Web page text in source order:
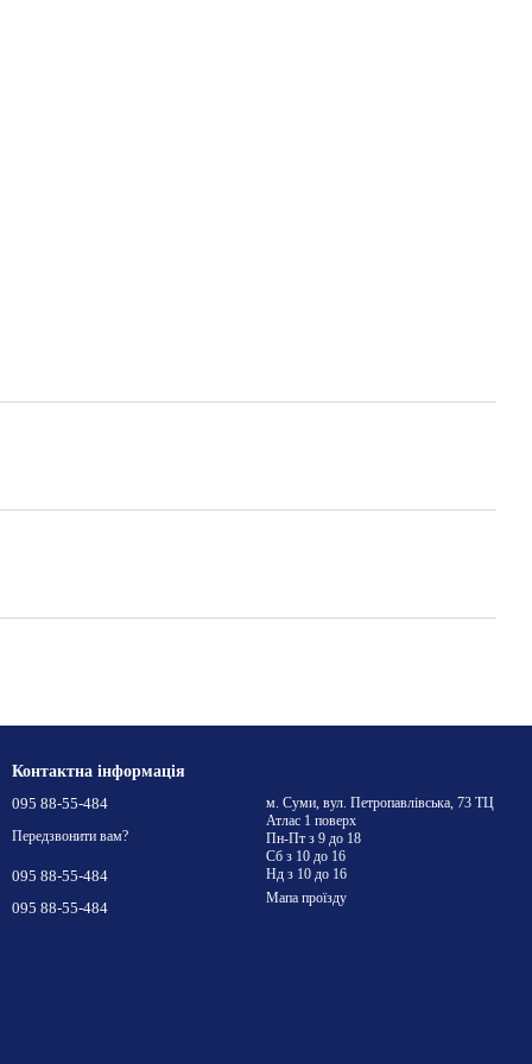
Контактна інформація
095 88-55-484
Передзвонити вам?
095 88-55-484
095 88-55-484
м. Суми, вул. Петропавлівська, 73 ТЦ
Атлас 1 поверх
Пн-Пт з 9 до 18
Сб з 10 до 16
Нд з 10 до 16
Мапа проїзду